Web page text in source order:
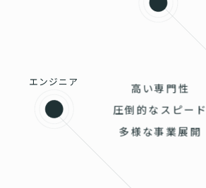
エンジニア
高い専門性
圧倒的なスピード
多様な事業展開